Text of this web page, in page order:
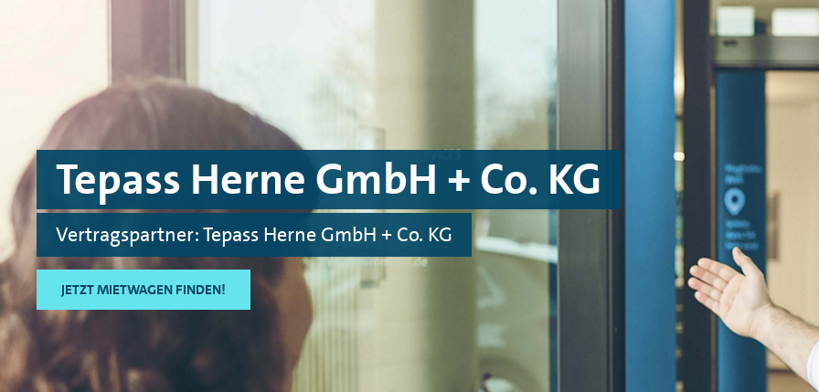
Tepass Herne GmbH + Co. KG
Vertragspartner: Tepass Herne GmbH + Co. KG
JETZT MIETWAGEN FINDEN!